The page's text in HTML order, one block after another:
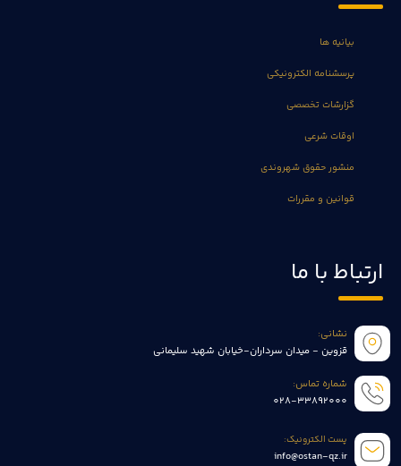
بیانیه ها
پرسشنامه الکترونیکی
گزارشات تخصصی
اوقات شرعی
منشور حقوق شهروندی
قوانین و مقررات
ارتباط با ما
نشانی:
قزوین - میدان سرداران-خیابان شهید سلیمانی
شماره تماس:
028-33892000
پست الکترونیک:
info@ostan-qz.ir